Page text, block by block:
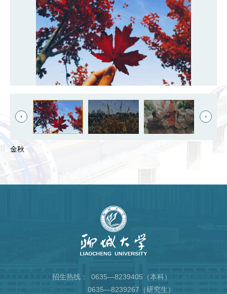
金秋
招生热线：
0635—8239405（本科）
0635—8239267（研究生）